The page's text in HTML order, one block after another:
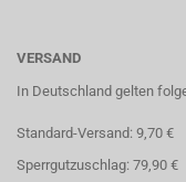
VERSAND
In Deutschland gelten
Standard-Versand: 9,70 €
Sperrgutzuschlag: 79,90 €